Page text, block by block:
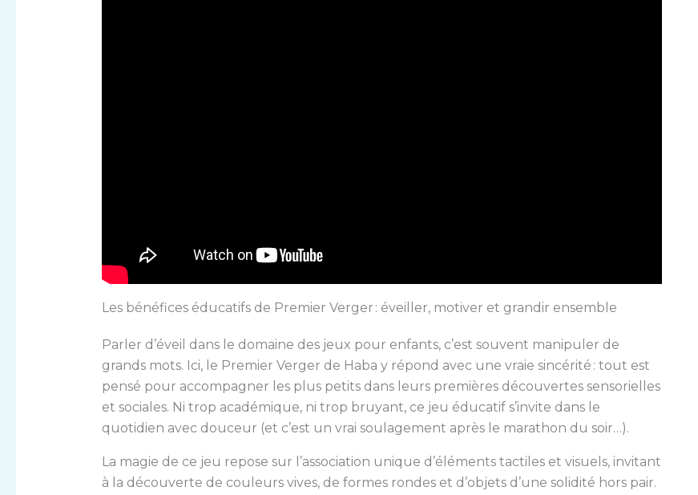
Les bénéfices éducatifs de Premier Verger : éveiller, motiver et grandir ensemble
Parler d’éveil dans le domaine des jeux pour enfants, c’est souvent manipuler de
grands mots. Ici, le Premier Verger de Haba y répond avec une vraie sincérité : tout est
pensé pour accompagner les plus petits dans leurs premières découvertes sensorielles
et sociales. Ni trop académique, ni trop bruyant, ce jeu éducatif s’invite dans le
quotidien avec douceur (et c’est un vrai soulagement après le marathon du soir…).
La magie de ce jeu repose sur l’association unique d’éléments tactiles et visuels, invitant
à la découverte de couleurs vives, de formes rondes et d’objets d’une solidité hors pair.